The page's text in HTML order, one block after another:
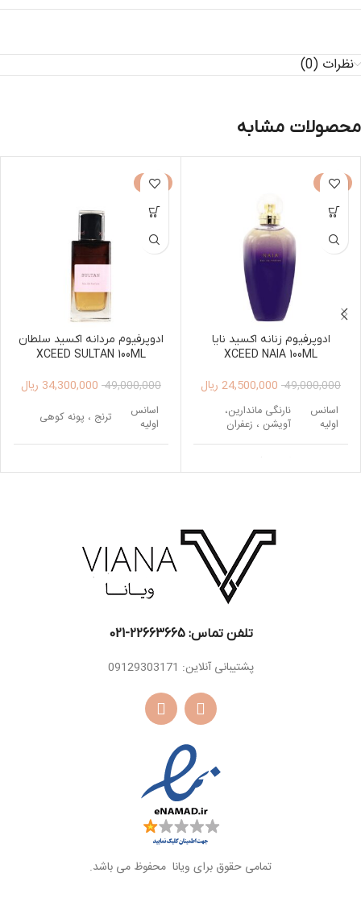
نظرات (0)
محصولات مشابه
-50%
ادوپرفیوم زنانه اکسید نایا
XCEED NAIA 100ML
49,000,000
24,500,000 ریال
اسانس
اولیه
نارنگی ماندارین،
آویشن ، زعفران
میانی
گل سوسن
برزیلی ، وانیل ، خزه
درخت بلوط
-30%
ادوپرفیوم مردانه اکسید سلطان
XCEED SULTAN 100ML
49,000,000
34,300,000 ریال
اسانس
اولیه
ترنج ، پونه کوهی
میانی
سدر ، لابدانیوم
عود
تلفن تماس: 22663665-021​
پشتیبانی آنلاین: 09129303171
تمامی حقوق برای ویانا محفوظ می باشد.